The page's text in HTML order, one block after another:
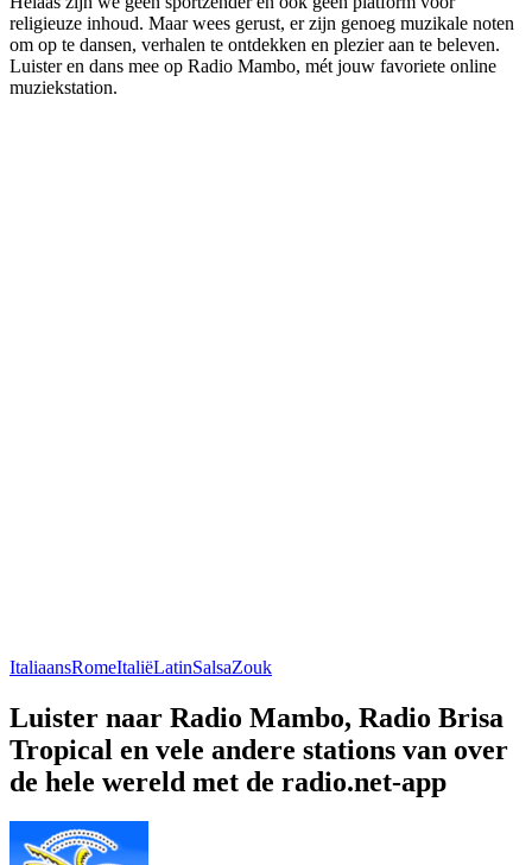
religieuze inhoud. Maar wees gerust, er zijn genoeg muzikale noten
om op te dansen, verhalen te ontdekken en plezier aan te beleven.
Luister en dans mee op Radio Mambo, mét jouw favoriete online
muziekstation.
ItaliaansRomeItaliëLatinSalsaZouk
Luister naar Radio Mambo, Radio Brisa
Tropical en vele andere stations van over
de hele wereld met de radio.net-app